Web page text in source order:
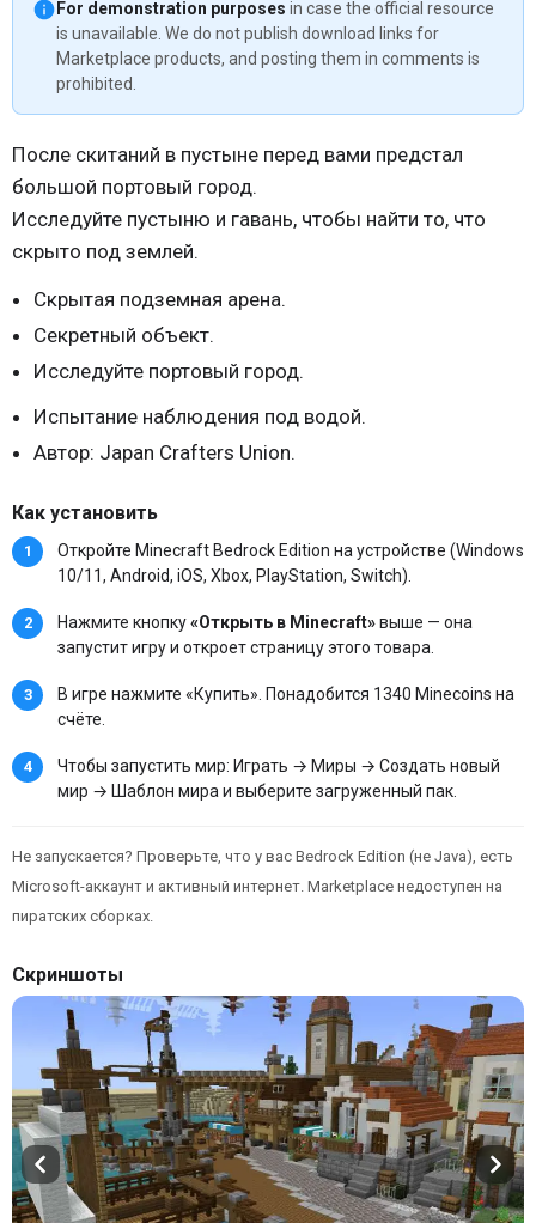
For demonstration purposes in case the official resource
is unavailable. We do not publish download links for
Marketplace products, and posting them in comments is
prohibited.
После скитаний в пустыне перед вами предстал
большой портовый город.
Исследуйте пустыню и гавань, чтобы найти то, что
скрыто под землей.
Скрытая подземная арена.
Секретный объект.
Исследуйте портовый город.
Испытание наблюдения под водой.
Автор: Japan Crafters Union.
Как установить
Откройте Minecraft Bedrock Edition на устройстве (Windows
10/11, Android, iOS, Xbox, PlayStation, Switch).
Нажмите кнопку«Открыть в Minecraft»выше — она
запустит игру и откроет страницу этого товара.
В игре нажмите «Купить». Понадобится 1340 Minecoins на
счёте.
Чтобы запустить мир: Играть → Миры → Создать новый
мир → Шаблон мира и выберите загруженный пак.
Не запускается? Проверьте, что у вас Bedrock Edition (не Java), есть
Microsoft-аккаунт и активный интернет. Marketplace недоступен на
пиратских сборках.
Скриншоты